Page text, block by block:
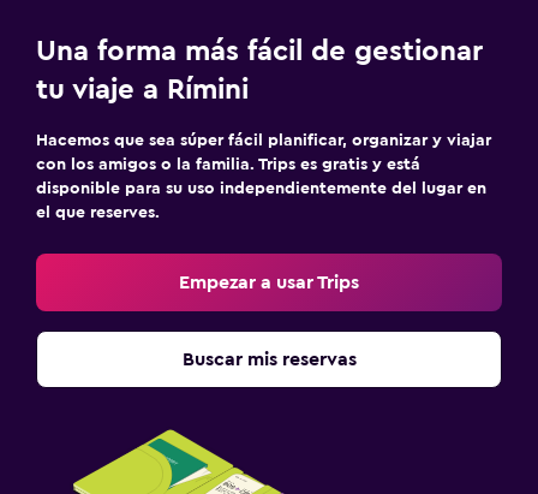
Una forma más fácil de gestionar
tu viaje a Rímini
Hacemos que sea súper fácil planificar, organizar y viajar
con los amigos o la familia. Trips es gratis y está
disponible para su uso independientemente del lugar en
el que reserves.
Empezar a usar Trips
Buscar mis reservas